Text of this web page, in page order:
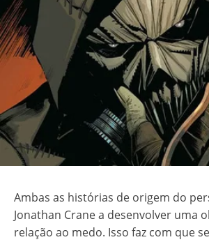
Ambas as histórias de origem do
Jonathan Crane a desenvolver uma
relação ao medo. Isso faz com que